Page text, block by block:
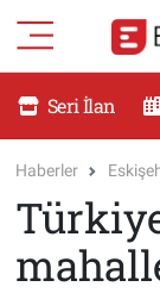
Seri İlan
Haberler
RESMİ
DÜNYA
SAĞLIK
Eskişehir
Eskişehir
Eskişehir